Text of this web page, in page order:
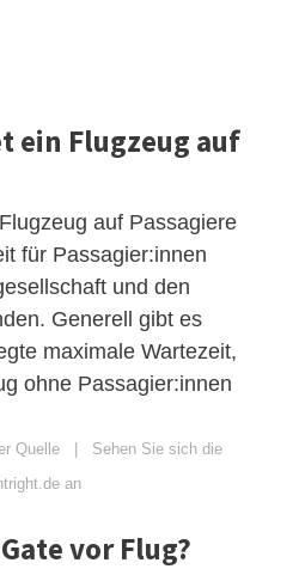
ein Flugzeug auf
auf Passagiere
für Passagier:innen
und den
Generell gibt es
maximale Wartezeit,
ohne Passagier:innen
Quelle | Sehen Sie sich die
an
vor Flug?